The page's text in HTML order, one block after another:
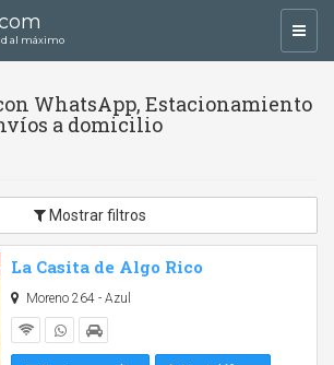
al máximo
WhatsApp, Estacionamiento
a domicilio
Mostrar filtros
La Casita de Algo Rico
Moreno 264 - Azul